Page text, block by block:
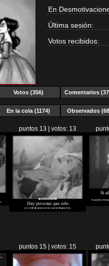
En
Última sesión:
Votos recibidos:
Votos (356) Comentarios
En la cola (1174) Observados
puntos 13 | votos: 13
puntos 15 | votos: 15